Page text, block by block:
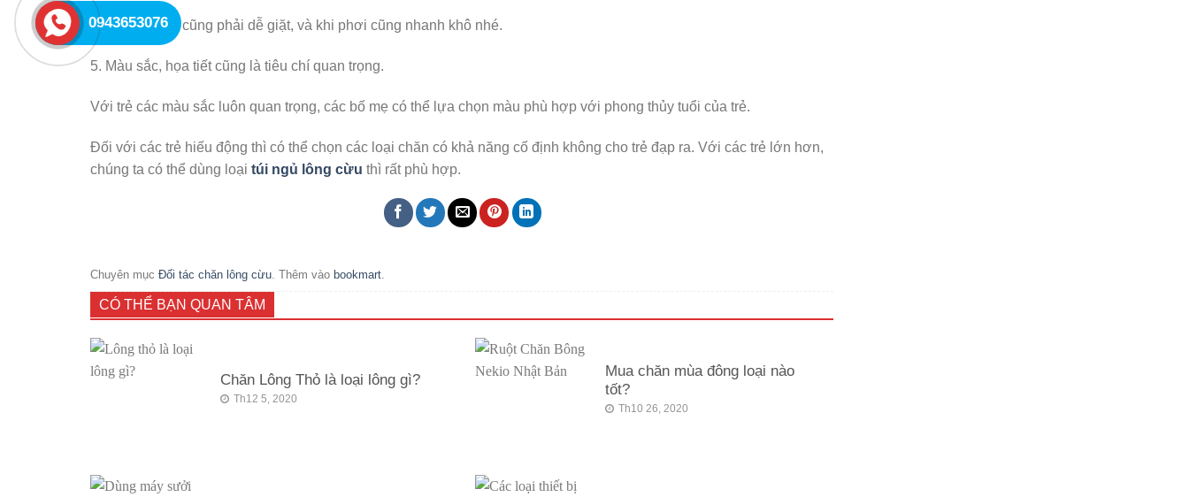
Chăn của bạn cũng phải dễ giặt, và khi phơi cũng nhanh khô nhé.
5. Màu sắc, họa tiết cũng là tiêu chí quan trọng.
Với trẻ các màu sắc luôn quan trọng, các bố mẹ có thể lựa chọn màu phù hợp với phong thủy tuổi của trẻ.
Đối với các trẻ hiếu động thì có thể chọn các loại chăn có khả năng cố định không cho trẻ đạp ra. Với các trẻ lớn hơn,
chúng ta có thể dùng loại túi ngủ lông cừu thì rất phù hợp.
Chuyên mục Đối tác chăn lông cừu . Thêm vào bookmart
CÓ THỂ BẠN QUAN TÂM
Chăn Lông Thỏ là loại lông gì?
Th12 5, 2020
Mua chăn mùa đông loại nào
tốt?
Th10 26, 2020
0943653076